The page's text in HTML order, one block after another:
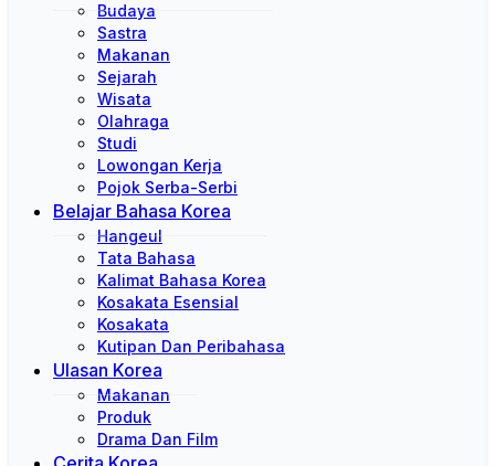
Budaya
Sastra
Makanan
Sejarah
Wisata
Olahraga
Studi
Lowongan Kerja
Pojok Serba-Serbi
Belajar Bahasa Korea
Hangeul
Tata Bahasa
Kalimat Bahasa Korea
Kosakata Esensial
Kosakata
Kutipan Dan Peribahasa
Ulasan Korea
Makanan
Produk
Drama Dan Film